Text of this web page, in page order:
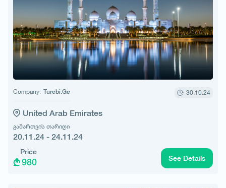
Company: Turebi.Ge 30.10.24
United Arab Emirates
გამართვის თარიღი
20.11.24 - 24.11.24
Price
980 See Details